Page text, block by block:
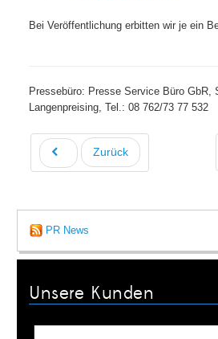
Bei Veröffentlichung erbitten wir je ein
Pressebüro: Presse Service Büro GbR,
Langenpreising, Tel.: 08 762/73 77 532
Zurück
PR News
Unsere Kunden